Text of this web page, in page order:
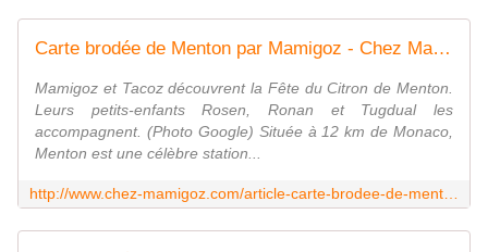
Carte brodée de Menton par Mamigoz - Chez Mamigoz
Mamigoz et Tacoz découvrent la Fête du Citron de Menton.
Leurs petits-enfants Rosen, Ronan et Tugdual les
accompagnent. (Photo Google) Située à 12 km de Monaco,
Menton est une célèbre station...